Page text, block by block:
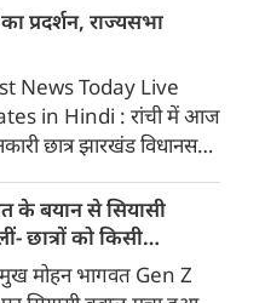
इसी दीर्घकालिक संग्राम में
1942 का दिन ब्रिटिश
के ताबूत में अंतिम कील
हुआ, जब महात्मा गांधी के
पर देश भर में 'भारत छोड़ो
(Quit India
का आगाज़ हुआ।
प्रदर्शन, राज्यसभा
News Today Live
in Hindi : रांची में आज
छात्र झारखंड विधानसभा
सुरक्षा के कड़े इंतजाम किए।
की जानकारी...
के बयान से सियासी
छात्रों को किसी
मोहन भागवत Gen Z